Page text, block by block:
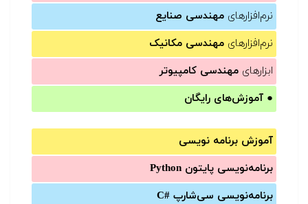
نرم‌افزارهای مهندسی صنایع
نرم‌افزارهای مهندسی مکانیک
ابزارهای مهندسی کامپیوتر
● آموزش‌های رایگان
آموزش برنامه نویسی
برنامه‌نویسی پایتون Python
برنامه‌‌نویسی سی‌شارپ C#‎